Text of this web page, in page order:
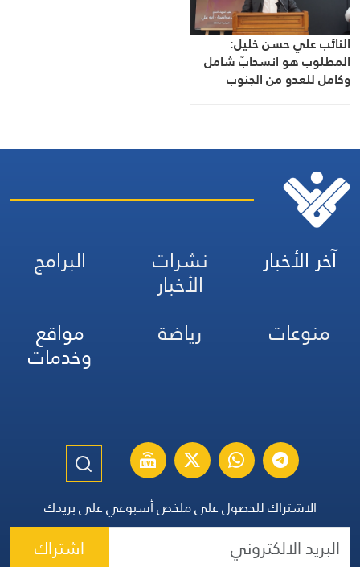
النائب علي حسن خليل:
المطلوب هو انسحابٌ شامل
وكامل للعدو من الجنوب
آخر الأخبار نشرات
الأخبار
البرامج
منوعات
رياضة مواقع
وخدمات
الاشتراك للحصول على ملخص أسبوعي على بريدك
اشتراك